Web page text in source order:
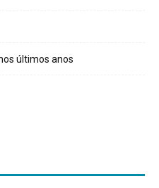
últimos anos